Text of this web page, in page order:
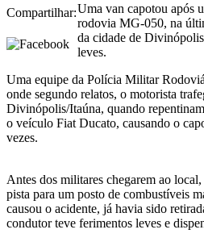
Compartilhar:Uma van capotou após
rodovia MG-050, na
da cidade de
leves.
Uma equipe da Polícia Militar
onde segundo relatos, o motorista
Divinópolis/Itaúna, quando
o veículo Fiat Ducato, causando o
vezes.
Antes dos militares chegarem ao
pista para um posto de combustíveis
causou o acidente, já havia sido
condutor teve ferimentos leves e